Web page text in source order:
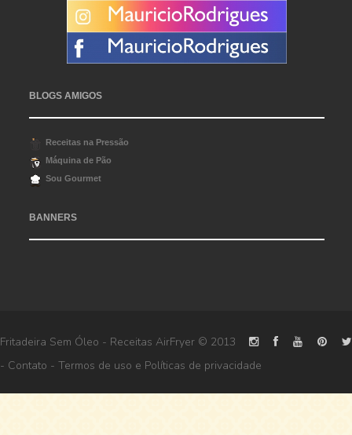
BLOGS AMIGOS
Receitas na Pressão
Máquina de Pão
Sou Gourmet
BANNERS
Fritadeira Sem Óleo - Receitas AirFryer © 2013
- Contato - Termos de uso e Políticas de privacidade